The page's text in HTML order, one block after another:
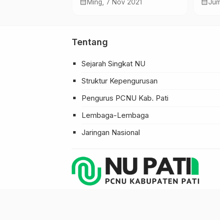
calendar_month Ming, 7 Nov 2021 calendar_month
Tentang
Sejarah Singkat NU
Struktur Kepengurusan
Pengurus PCNU Kab. Pati
Lembaga-Lembaga
Jaringan Nasional